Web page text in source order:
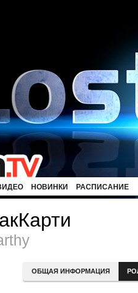
НОВИНКИ РАСПИСАНИЕ
ОБЩАЯ ИНФОРМАЦИЯ